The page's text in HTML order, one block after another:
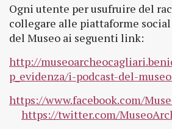
Ogni utente per usufruire del
collegare alle piattaforme
del Museo ai seguenti link:
http://
p_evidenza/i-podcast-del-
https://www.facebook.com/
https://twitter.com/